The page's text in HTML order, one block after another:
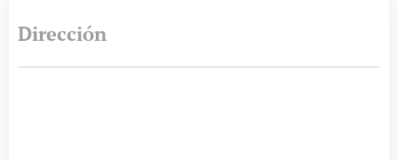
Dirección